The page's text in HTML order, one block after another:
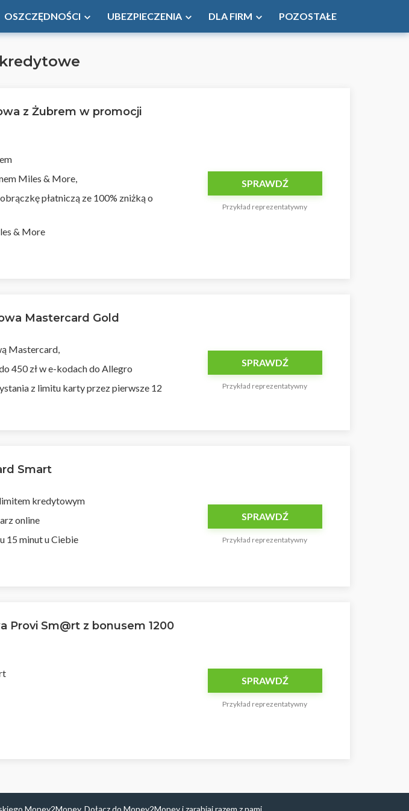
OSZCZĘDNOŚCI UBEZPIECZENIA DLA FIRM POZOSTAŁE
z Żubrem w promocji
Miles & More,
płatniczą ze 100% zniżką o
& More
SPRAWDŹ
Przykład reprezentatywny
Mastercard Gold
Mastercard,
450 zł w e-kodach do Allegro
z limitu karty przez pierwsze 12
SPRAWDŹ
Przykład reprezentatywny
Smart
kredytowym
online
15 minut u Ciebie
SPRAWDŹ
Przykład reprezentatywny
Provi Sm@rt z bonusem 1200
SPRAWDŹ
Przykład reprezentatywny
Money2Money. Dołącz do Money2Moneyi zarabiaj razem z nami.